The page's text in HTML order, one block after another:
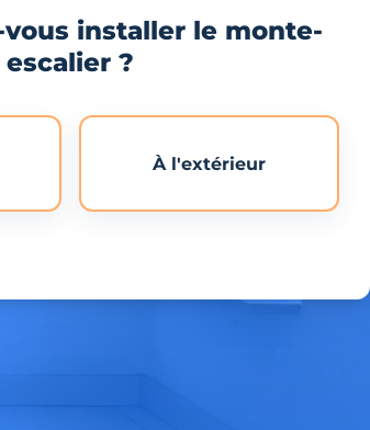
installer le monte-
escalier ?
À l'extérieur